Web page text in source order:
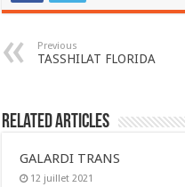
Previous
TASSHILAT FLORIDA
Related Articles
GALARDI TRANS
12 juillet 2021